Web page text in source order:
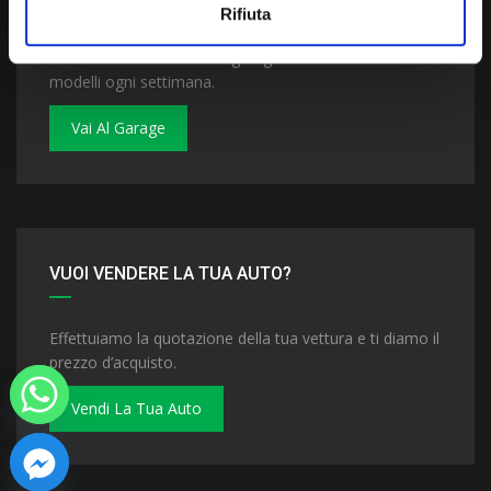
Rifiuta
Dai un'occhiata al nostro garage. Troverai nuovi
modelli ogni settimana.
Vai Al Garage
VUOI VENDERE LA TUA AUTO?
Effettuiamo la quotazione della tua vettura e ti diamo il
prezzo d’acquisto.
Vendi La Tua Auto